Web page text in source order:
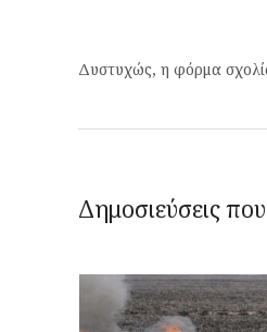
Δυστυχώς, η φόρμα
Δημοσιεύσεις